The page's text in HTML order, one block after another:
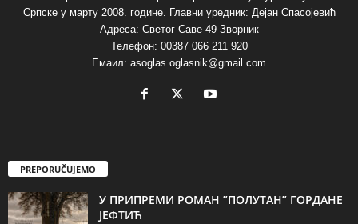
Српске у марту 2008. године. Главни уредник: Дејан Спасојевић
Адреса: Светог Саве 49 Зворник
Телефон: 00387 066 211 920
Емаил: asoglas.oglasnik@gmail.com
PREPORUČUJEMO
У ПРИПРЕМИ РОМАН ”ПОЛУТАН” ГОРДАНЕ
ЈЕФТИЋ